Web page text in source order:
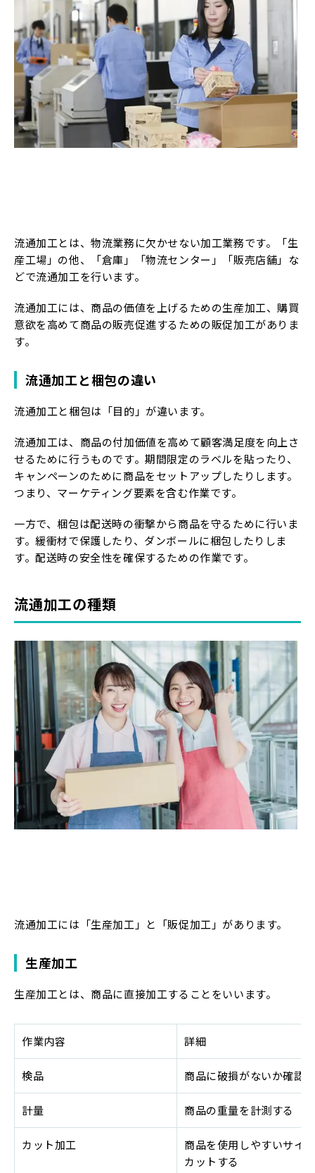
流通加工とは、物流業務に欠かせない加工業務です。「生
産工場」の他、「倉庫」「物流センター」「販売店舗」な
どで流通加工を行います。
流通加工には、商品の価値を上げるための生産加工、購買
意欲を高めて商品の販売促進するための販促加工がありま
す。
流通加工と梱包の違い
流通加工と梱包は「目的」が違います。
流通加工は、商品の付加価値を高めて顧客満足度を向上さ
せるために行うものです。期間限定のラベルを貼ったり、
キャンペーンのために商品をセットアップしたりします。
つまり、マーケティング要素を含む作業です。
一方で、梱包は配送時の衝撃から商品を守るために行いま
す。緩衝材で保護したり、ダンボールに梱包したりしま
す。配送時の安全性を確保するための作業です。
流通加工の種類
流通加工には「生産加工」と「販促加工」があります。
生産加工
生産加工とは、商品に直接加工することをいいます。
作業内容 詳細
検品 商品に破損がないか確認
計量 商品の重量を計測する
カット加工
商品を使用しやすいサイ
カットする